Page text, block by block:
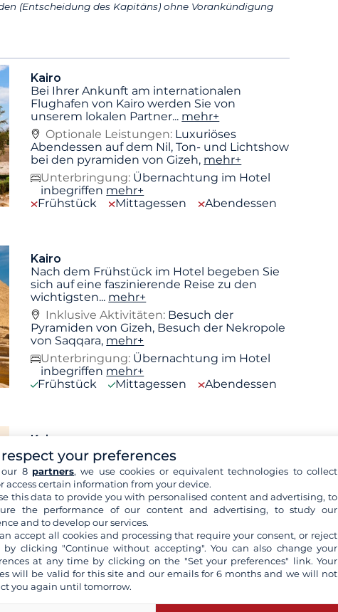
(Entscheidung des Kapitäns) ohne Vorankündigung
Kairo
Bei Ihrer Ankunft am internationalen
Flughafen von Kairo werden Sie von
unserem lokalen Partner... mehr+
Optionale Leistungen: Luxuriöses
Abendessen auf dem Nil, Ton- und Lichtshow
bei den pyramiden von Gizeh, mehr+
Unterbringung: Übernachtung im Hotel
inbegriffen mehr+
Frühstück
Mittagessen Abendessen
Kairo
Nach dem Frühstück im Hotel begeben Sie
sich auf eine faszinierende Reise zu den
wichtigsten... mehr+
Inklusive Aktivitäten: Besuch der
Pyramiden von Gizeh, Besuch der Nekropole
von Saqqara, mehr+
Unterbringung: Übernachtung im Hotel
inbegriffen mehr+
Frühstück
Mittagessen Abendessen
Kairo
Beginnen Sie Ihren Tag nach dem Frühstück
im Hotel mit einem Besuch des
bemerkenswerten Grand...mehr+
Inklusive Aktivitäten:Besuch des Basars
Khan El Khalili, Besuch des Großen
Ägyptischen Museums (GEM),
Unterbringung: Übernachtung im Hotel
inbegriffenmehr+
Frühstück
Mittagessen Abendessen
your preferences
8 partners, we use cookies or equivalent technologies to collect
access certain information from your device.
this data to provide you with personalised content and advertising, to
the performance of our content and advertising, to study our
and to develop our services.
accept all cookies and processing that require your consent, or reject
by clicking "Continue without accepting". You can also change your
at any time by clicking on the "Set your preferences" link. Your
will be valid for this site and our emails for 6 months and we will not
you again until tomorrow.